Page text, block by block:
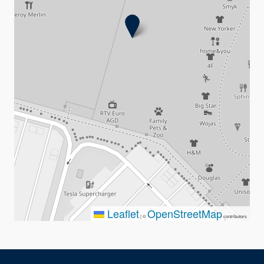
Leaflet|©OpenStreetMapcontributors